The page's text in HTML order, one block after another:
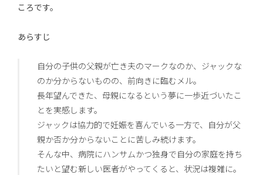
ころです。
あらすじ
自分の子供の父親が亡き夫のマークなのか、ジャックな
のか分からないものの、前向きに臨むメル。
長年望んできた、母親になるという夢に一歩近づいたこ
とを実感します。
ジャックは協力的で妊娠を喜んでいる一方で、自分が父
親か否か分からないことに苦しみ続けます。
そんな中、病院にハンサムかつ独身で自分の家庭を持ち
たいと望む新しい医者がやってくると、状況は複雑に。